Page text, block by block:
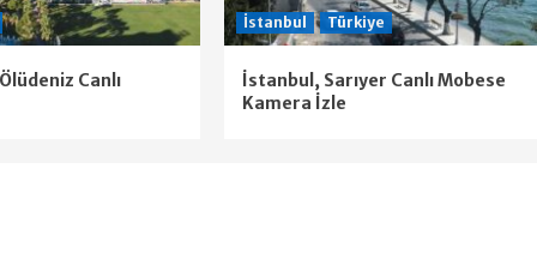
Canlı
İstanbul Türkiye
İstanbul, Sarıyer Canlı Mobese
Kamera İzle